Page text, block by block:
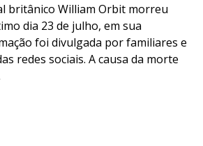
britânico William Orbit morreu
dia 23 de julho, em sua
foi divulgada por familiares e
redes sociais. A causa da morte